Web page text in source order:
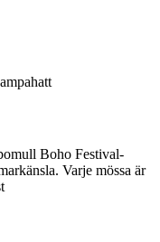
Boho Festival-
Varje mössa är